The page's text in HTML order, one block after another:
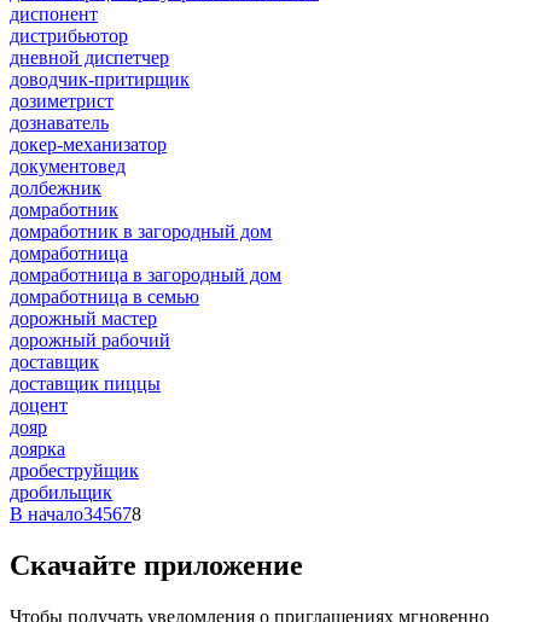
диспонент
дистрибьютор
дневной диспетчер
доводчик-притирщик
дозиметрист
дознаватель
докер-механизатор
документовед
долбежник
домработник
домработник в загородный дом
домработница
домработница в загородный дом
домработница в семью
дорожный мастер
дорожный рабочий
доставщик
доставщик пиццы
доцент
дояр
доярка
дробеструйщик
дробильщик
В начало345678
Скачайте приложение
Чтобы получать уведомления о приглашениях мгновенно